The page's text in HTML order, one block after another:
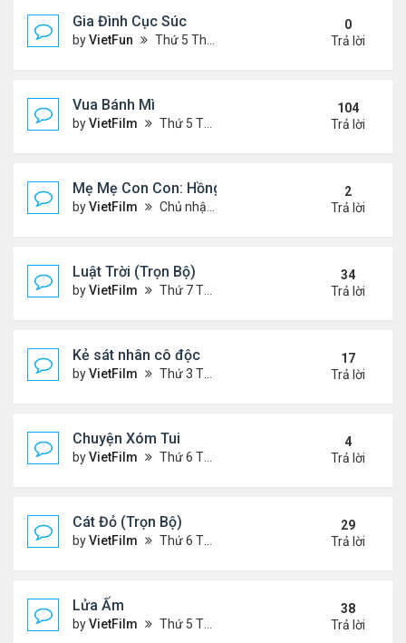
Gia Đình Cục Súc
byVietFun Thứ 5 Tháng 1 19, 2023 4:42 pm
0
Trả lời
Vua Bánh Mì
byVietFilm Thứ 5 Tháng 10 15, 2020 1:26 pm
104
Trả lời
Mẹ Mẹ Con Con: Hồng Vân, Đại Nghĩa
byVietFilm Chủ nhật Tháng 12 20, 2020 8:06 pm
2
Trả lời
Luật Trời (Trọn Bộ)
byVietFilm Thứ 7 Tháng 10 17, 2020 9:19 pm
34
Trả lời
Kẻ sát nhân cô độc
byVietFilm Thứ 3 Tháng 11 10, 2020 9:58 am
17
Trả lời
Chuyện Xóm Tui
byVietFilm Thứ 6 Tháng 11 06, 2020 4:47 pm
4
Trả lời
Cát Đỏ (Trọn Bộ)
byVietFilm Thứ 6 Tháng 11 06, 2020 2:02 pm
29
Trả lời
Lửa Ấm
byVietFilm Thứ 5 Tháng 11 05, 2020 11:33 pm
38
Trả lời